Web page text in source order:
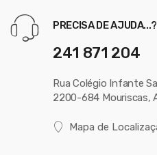
PRECISA DE AJUDA...?
241 871 204
Rua Colégio Infante
2200-684 Mouriscas,
Mapa de